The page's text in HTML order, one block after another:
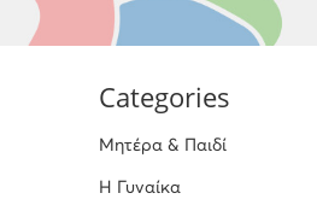
Categories
Μητέρα & Παιδί
H Γυναίκα